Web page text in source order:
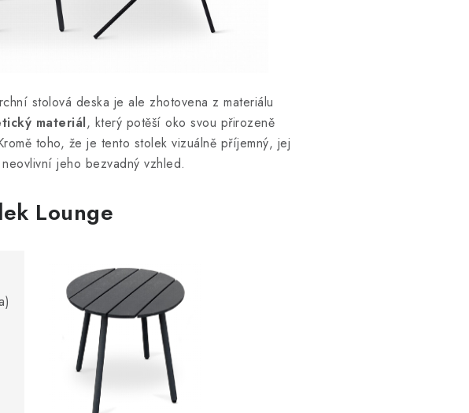
stolová deska je ale zhotovena z materiálu
materiál, který potěší oko svou přirozeně
toho, že je tento stolek vizuálně příjemný, jej
jeho bezvadný vzhled.
Lounge